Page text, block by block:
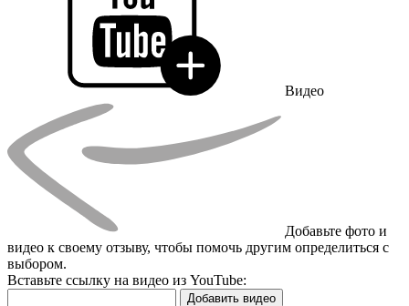
Видео
Добавьте фото и
видео к своему отзыву, чтобы помочь другим определиться с
выбором.
Вставьте ссылку на видео из YouTube:
Добавить видео